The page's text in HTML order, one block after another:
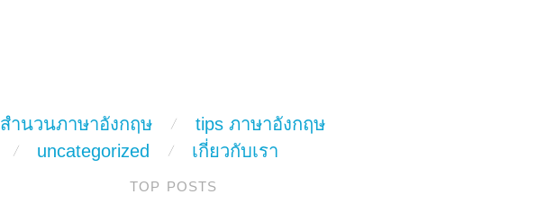
สำนวนภาษาอังกฤษ
tips ภาษาอังกฤษ
uncategorized เกี่ยวกับเรา
TOP POSTS